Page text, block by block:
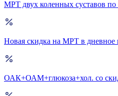
МРТ двух коленных суставов по
Новая скидка на МРТ в дневное
ОАК+ОАМ+глюкоза+хол. со